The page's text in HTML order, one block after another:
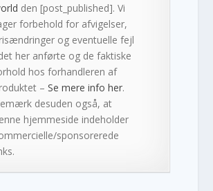
den [post_published]. Vi
forbehold for afvigelser,
og eventuelle fejl
her anførte og de faktiske
hos forhandleren af
–Se mere info her.
desuden også, at
hjemmeside indeholder
sponsorerede